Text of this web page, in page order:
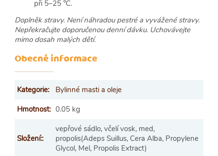
při 5–25 °C.
Doplněk stravy. Není náhradou pestré a vyvážené stravy.
Nepřekračujte doporučenou denní dávku. Uchovávejte
mimo dosah malých dětí.
Obecné informace
Kategorie:
Bylinné masti a oleje
Hmotnost: 0.05 kg
Složení::
vepřové sádlo, včelí vosk, med,
propolis(Adeps Suillus, Cera Alba, Propylene
Glycol, Mel, Propolis Extract)